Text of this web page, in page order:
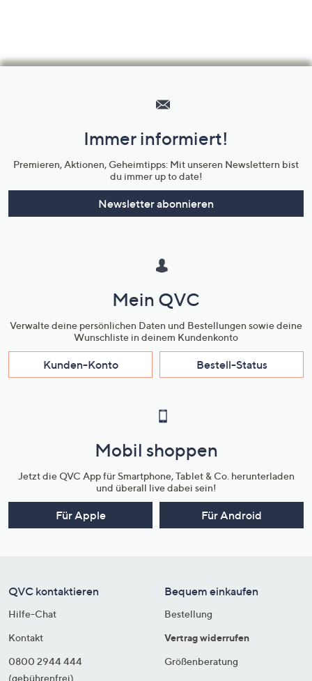
Unternehmensinformationen
Immer informiert!
Premieren, Aktionen, Geheimtipps: Mit unseren Newslettern bist
du immer up to date!
Newsletter abonnieren
Mein QVC
Verwalte deine persönlichen Daten und Bestellungen sowie deine
Wunschliste in deinem Kundenkonto
Kunden-Konto Bestell-Status
Mobil shoppen
Jetzt die QVC App für Smartphone, Tablet & Co. herunterladen
und überall live dabei sein!
Für Apple Für Android
QVC kontaktieren
Hilfe-Chat
Kontakt
0800 2944 444
(gebührenfrei)
Bequem einkaufen
Bestellung
Vertrag widerrufen
Größenberatung